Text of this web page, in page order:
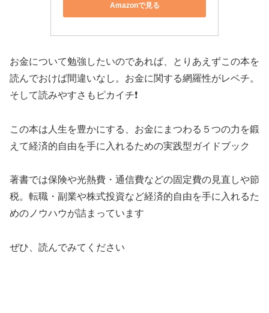
Amazonで見る
お金について勉強したいのであれば、とりあえずこの本を
読んでおけば間違いなし。お金に関する網羅性がレベチ。
そして読みやすさもピカイチ❗️
この本は人生を豊かにする、お金にまつわる５つの力を鍛
えて経済的自由を手に入れるための実践型ガイドブック
著書では保険や光熱費・通信費などの固定費の見直しや節
税。転職・副業や株式投資など経済的自由を手に入れるた
めのノウハウが詰まっています
ぜひ、読んでみてください